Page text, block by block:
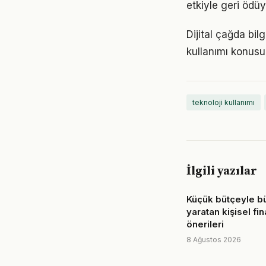
etkiyle geri
Dijital çağda
kullanımı
teknoloji kullanımı
İlgili yazılar
Küçük bütçeyle
yaratan kişisel
önerileri
8 Ağustos 2026